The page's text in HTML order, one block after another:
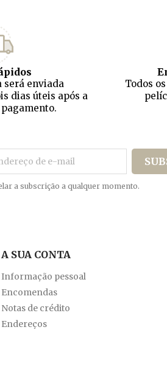
será enviada
dias úteis após a
Todos
a subscrição a qualquer momento.
A SUA CONTA
Informação pessoal
Encomendas
Notas de crédito
Endereços